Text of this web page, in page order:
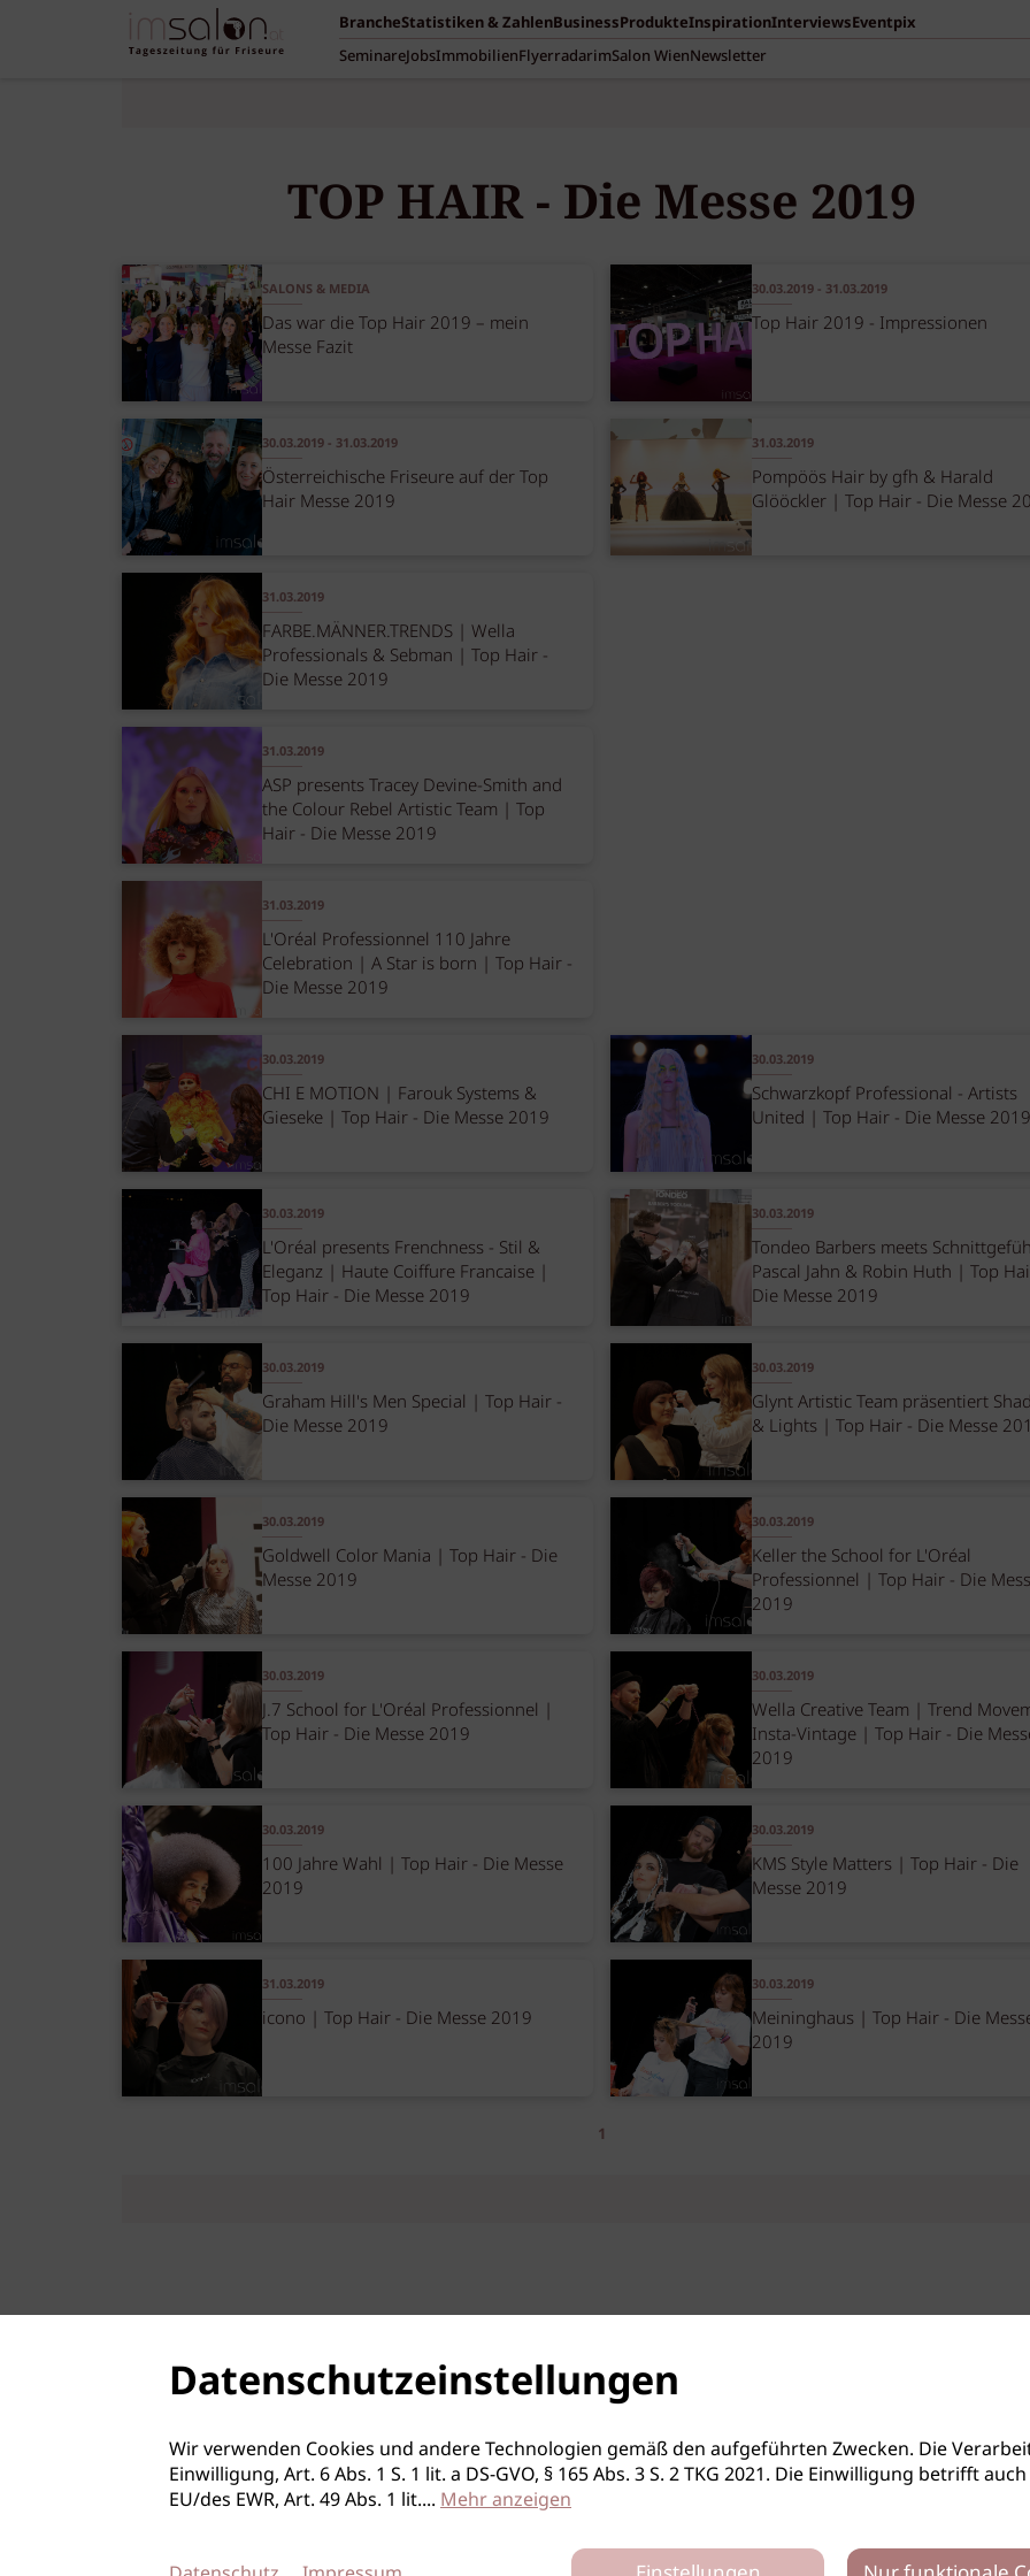
BrancheStatistiken & ZahlenBusinessProdukteInspirationInterviewsEventpix
SeminareJobsImmobilienFlyerradarimSalon WienNewsletter
TOP HAIR - Die Messe 2019
SALONS & MEDIA
Das war die Top Hair 2019 – mein
Messe Fazit
30.03.2019 - 31.03.2019
Top Hair 2019 - Impressionen
30.03.2019 - 31.03.2019
Österreichische Friseure auf der Top
Hair Messe 2019
31.03.2019
Pompöös Hair by gfh & Harald
Glööckler | Top Hair - Die Messe
31.03.2019
FARBE.MÄNNER.TRENDS | Wella
Professionals & Sebman | Top Hair -
Die Messe 2019
31.03.2019
ASP presents Tracey Devine-Smith and
the Colour Rebel Artistic Team | Top
Hair - Die Messe 2019
31.03.2019
L'Oréal Professionnel 110 Jahre
Celebration | A Star is born | Top Hair -
Die Messe 2019
30.03.2019
CHI E MOTION | Farouk Systems &
Gieseke | Top Hair - Die Messe 2019
30.03.2019
Schwarzkopf Professional - Artists
United | Top Hair - Die Messe 2019
30.03.2019
L'Oréal presents Frenchness - Stil &
Eleganz | Haute Coiffure Francaise |
Top Hair - Die Messe 2019
30.03.2019
Tondeo Barbers meets
Pascal Jahn & Robin Huth | Top
Die Messe 2019
30.03.2019
Graham Hill's Men Special | Top Hair -
Die Messe 2019
30.03.2019
Glynt Artistic Team präsentiert
& Lights | Top Hair - Die Messe
30.03.2019
Goldwell Color Mania | Top Hair - Die
Messe 2019
30.03.2019
Keller the School for L'Oréal
Professionnel | Top Hair - Die
2019
30.03.2019
J.7 School for L'Oréal Professionnel |
Top Hair - Die Messe 2019
30.03.2019
Wella Creative Team | Trend
Insta-Vintage | Top Hair - Die
2019
30.03.2019
100 Jahre Wahl | Top Hair - Die Messe
2019
30.03.2019
KMS Style Matters | Top Hair - Die
Messe 2019
31.03.2019
icono | Top Hair - Die Messe 2019
30.03.2019
Meininghaus | Top Hair - Die
2019
1
Datenschutzeinstellungen
Wir verwenden Cookies und andere Technologien gemäß den aufgeführten Zwecken. Die
Einwilligung, Art. 6 Abs. 1 S. 1 lit. a DS-GVO, § 165 Abs. 3 S. 2 TKG 2021. Die Einwilligung betrifft
EU/des EWR, Art. 49 Abs. 1 lit.... Mehr anzeigen